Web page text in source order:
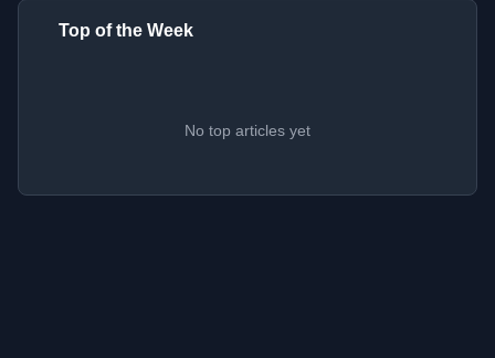
Top of the Week
No top articles yet